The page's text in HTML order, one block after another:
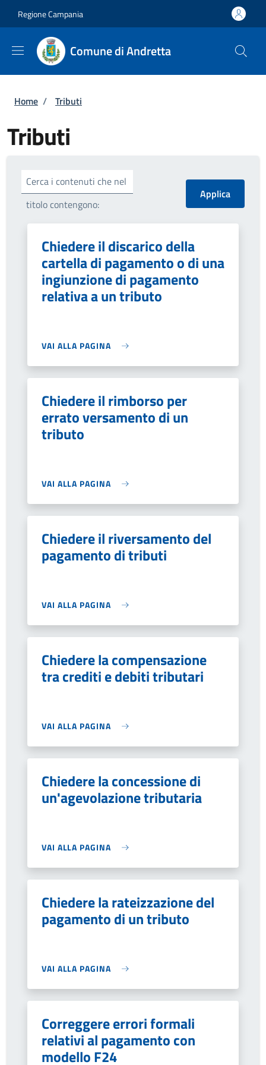
Regione Campania
Comune di Andretta
Briciole di pane
Home / Tributi
Tributi
Cerca i contenuti che nel
titolo contengono:
Chiedere il discarico della
cartella di pagamento o di una
ingiunzione di pagamento
relativa a un tributo
VAI ALLA PAGINA
Chiedere il rimborso per
errato versamento di un
tributo
VAI ALLA PAGINA
Chiedere il riversamento del
pagamento di tributi
VAI ALLA PAGINA
Chiedere la compensazione
tra crediti e debiti tributari
VAI ALLA PAGINA
Chiedere la concessione di
un'agevolazione tributaria
VAI ALLA PAGINA
Chiedere la rateizzazione del
pagamento di un tributo
VAI ALLA PAGINA
Correggere errori formali
relativi al pagamento con
modello F24